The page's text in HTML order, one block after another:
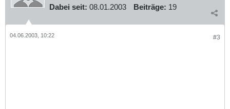
Dabei seit: 08.01.2003 Beiträge: 19
#3
04.06.2003, 10:22